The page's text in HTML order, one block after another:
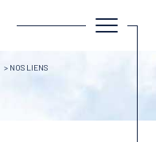
NOS LIENS